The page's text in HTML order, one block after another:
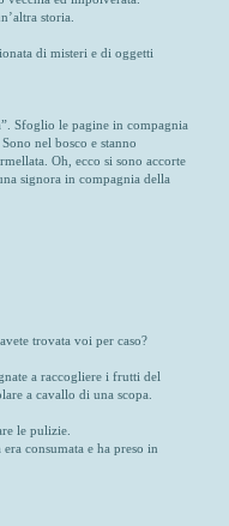
storia.
di misteri e di oggetti
Sfoglio le pagine in compagnia
nel bosco e stanno
Oh, ecco si sono accorte
signora in compagnia della
trovata voi per caso?
a raccogliere i frutti del
a cavallo di una scopa.
le pulizie.
consumata e ha preso in